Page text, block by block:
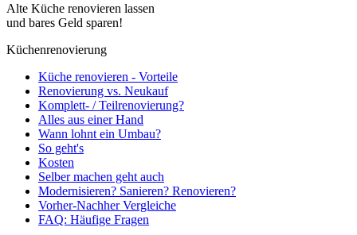
Alte Küche renovieren lassen
und bares Geld sparen!
Küchenrenovierung
Küche renovieren - Vorteile
Renovierung vs. Neukauf
Komplett- / Teilrenovierung?
Alles aus einer Hand
Wann lohnt ein Umbau?
So geht's
Kosten
Selber machen geht auch
Modernisieren? Sanieren? Renovieren?
Vorher-Nachher Vergleiche
FAQ: Häufige Fragen